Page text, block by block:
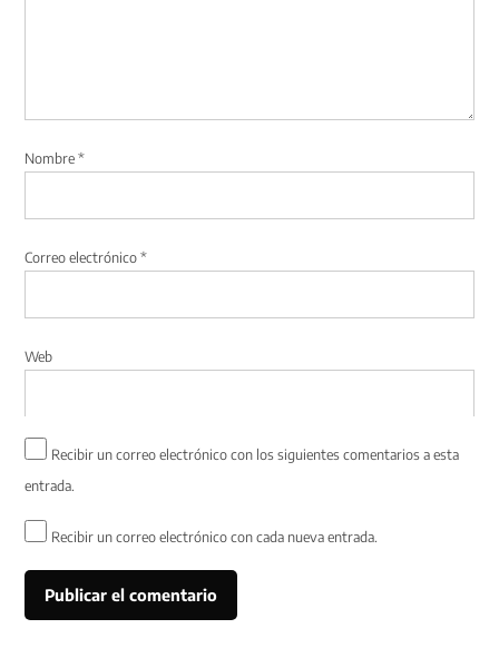
Nombre*
Correo electrónico*
Web
Recibir un correo electrónico con los siguientes comentarios a esta
entrada.
Recibir un correo electrónico con cada nueva entrada.